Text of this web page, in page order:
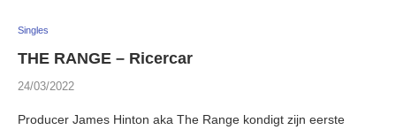
Singles
THE RANGE – Ricercar
24/03/2022
Producer James Hinton aka The Range kondigt zijn eerste